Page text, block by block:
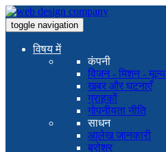
toggle navigation
विषय में
कंपनी
विजन - मिशन - मूल्य
खबर और घटनाएँ
ग्राहकों
गोपनीयता नीति
साधन
आलेख जानकारी
ब्रोशर